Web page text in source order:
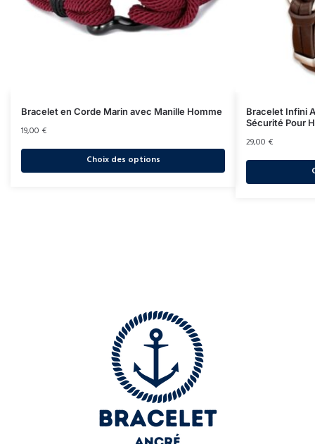
Bracelet en Corde Marin avec Manille Homme
19,00 €
Choix des options
Bracelet Infini
Sécurité Pour
29,00 €